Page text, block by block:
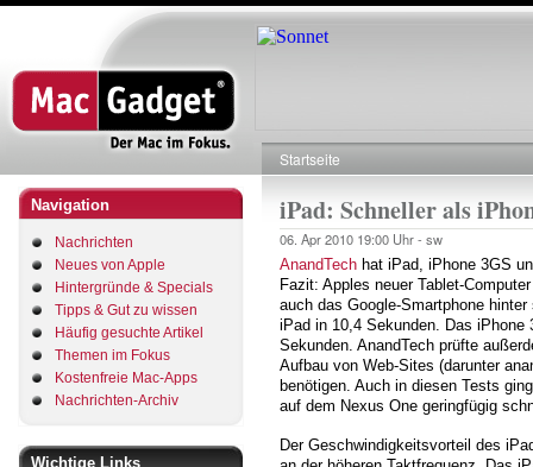
Direkt
zum
Navigation
Nachrichten
Neues von Apple
Hintergründe & Specials
Tipps & Gut zu wissen
Häufig gesuchte Artikel
Themen im Fokus
Kostenfreie Mac-Apps
Nachrichten-Archiv
Wichtige Links
Pfadnavigation
Startseite
iPad: Schneller als
06. Apr 2010 19:00 Uhr - sw
AnandTech hat iPad, iPhone 3GS
Fazit: Apples neuer Tablet-
auch das Google-Smartphone
iPad in 10,4 Sekunden. Das
Sekunden. AnandTech prüfte
Aufbau von Web-Sites (darunter
benötigen. Auch in diesen Tests
auf dem Nexus One geringfügig
Der Geschwindigkeitsvorteil des